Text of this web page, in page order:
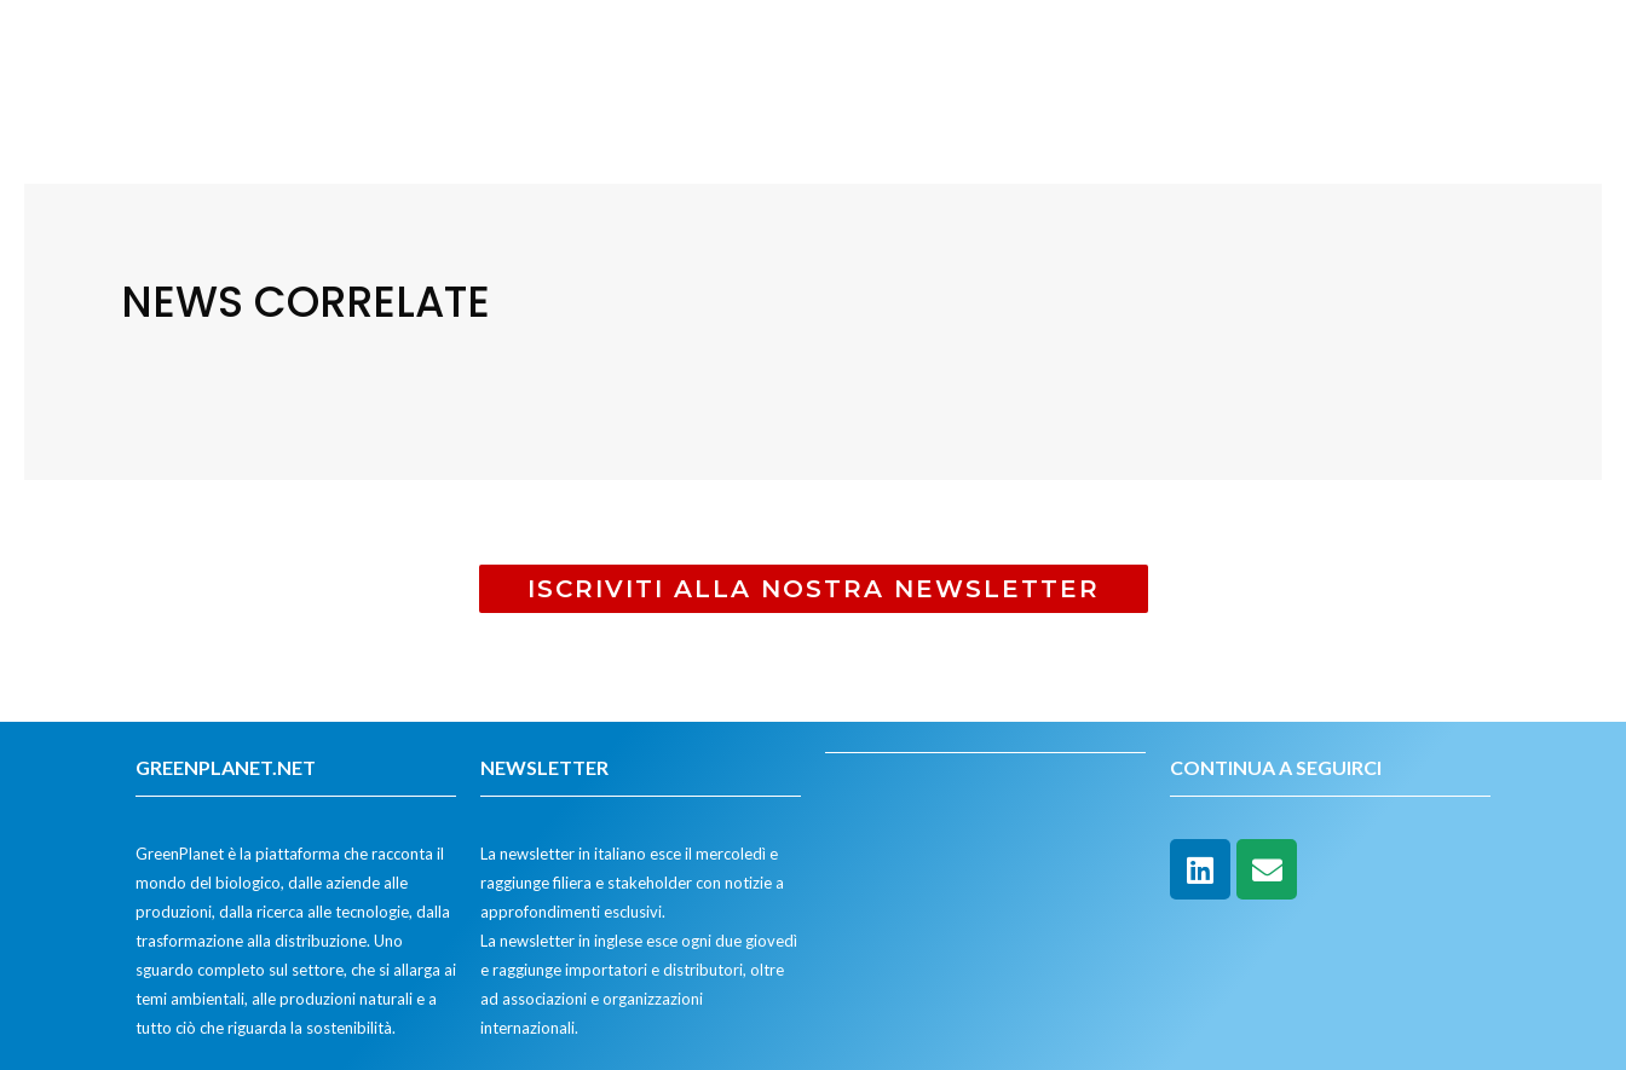
NEWS CORRELATE
ISCRIVITI ALLA NOSTRA NEWSLETTER
GREENPLANET.NET
GreenPlanet è la piattaforma che racconta il
mondo del biologico, dalle aziende alle
produzioni, dalla ricerca alle tecnologie, dalla
trasformazione alla distribuzione. Uno
sguardo completo sul settore, che si allarga ai
temi ambientali, alle produzioni naturali e a
tutto ciò che riguarda la sostenibilità.
NEWSLETTER
La newsletter in italiano esce il mercoledì e
raggiunge filiera e stakeholder con notizie a
approfondimenti esclusivi.
La newsletter in inglese esce ogni due giovedì
e raggiunge importatori e distributori, oltre
ad associazioni e organizzazioni
internazionali.
CONTINUA A SEGUIRCI